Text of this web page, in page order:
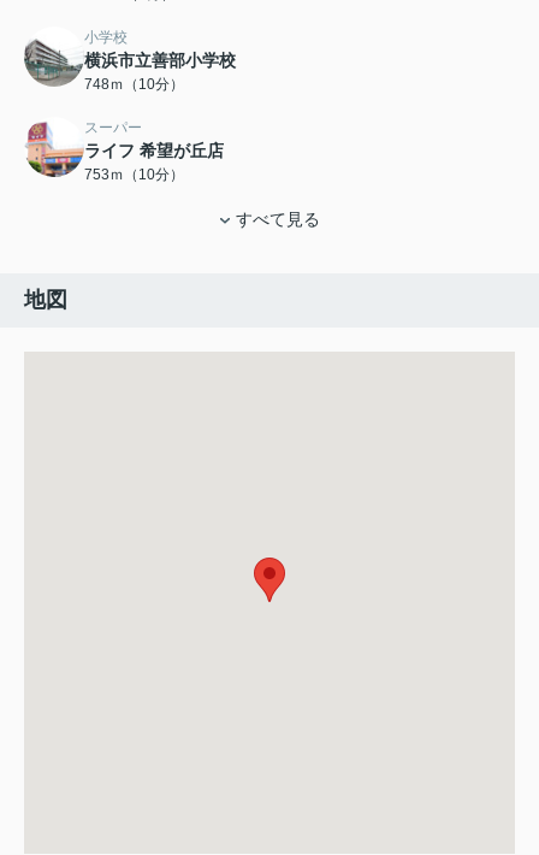
小学校
横浜市立善部小学校
748ｍ（10分）
スーパー
ライフ 希望が丘店
753ｍ（10分）
すべて見る
地図